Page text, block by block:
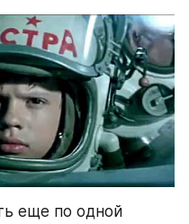
еще по одной